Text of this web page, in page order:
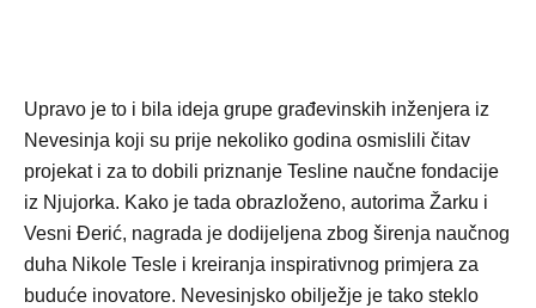
Upravo je to i bila ideja grupe građevinskih inženjera iz
Nevesinja koji su prije nekoliko godina osmislili čitav
projekat i za to dobili priznanje Tesline naučne fondacije
iz Njujorka. Kako je tada obrazloženo, autorima Žarku i
Vesni Đerić, nagrada je dodijeljena zbog širenja naučnog
duha Nikole Tesle i kreiranja inspirativnog primjera za
buduće inovatore. Nevesinjsko obilježje je tako steklo